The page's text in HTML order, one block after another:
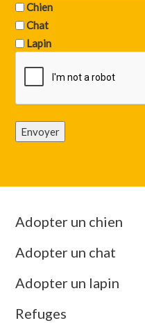
Chien
Chat
Lapin
Envoyer
Adopter un chien
Adopter un chat
Adopter un lapin
Refuges